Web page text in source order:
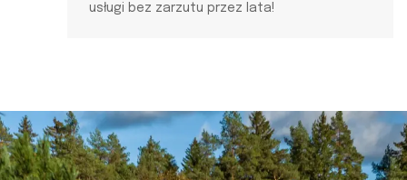
usługi bez zarzutu przez lata!